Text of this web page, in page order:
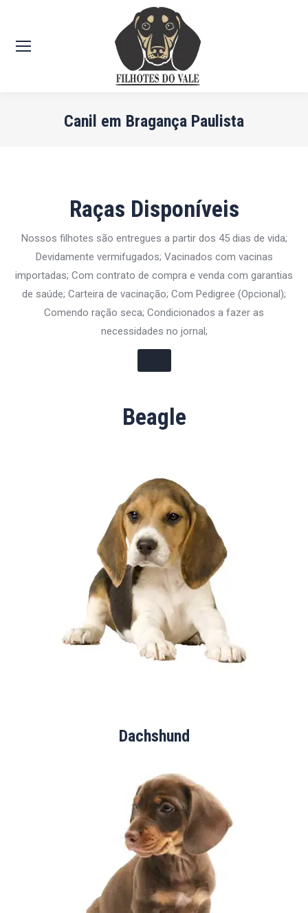
Canil em Bragança Paulista
Raças Disponíveis
Nossos filhotes são entregues a partir dos 45 dias de vida;
Devidamente vermifugados; Vacinados com vacinas
importadas; Com contrato de compra e venda com garantias
de saúde; Carteira de vacinação; Com Pedigree (Opcional);
Comendo ração seca; Condicionados a fazer as
necessidades no jornal;
Beagle
Dachshund